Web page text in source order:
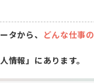
タから、 どんな仕事
情報」にあります。